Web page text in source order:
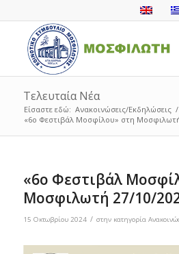
Τελευταία Νέα
Είσαστε εδώ: Ανακοινώσεις/Εκδηλώσεις /
«6ο Φεστιβάλ Μοσφίλου» στη
«6ο Φεστιβάλ
Μοσφιλωτή 27/10/
15 Οκτωβρίου 2024 / στην κατηγορία